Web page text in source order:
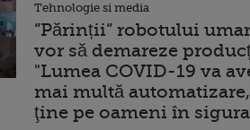
Tehnologie si media
”Părinții” robotului
vor să demareze
"Lumea COVID-19 va
mai multă
ţine pe oameni în